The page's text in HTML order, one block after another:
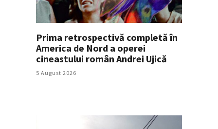
Prima retrospectivă completă în
America de Nord a operei
cineastului român Andrei Ujică
5 August 2026